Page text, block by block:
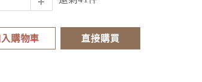
購物車 直接購買